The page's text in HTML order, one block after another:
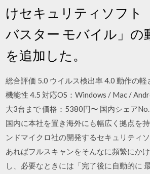
けセキュリティソフト
バスター モバイル」の
を追加した。
総合評価 5.0 ウイルス検出率 4.0 動作の軽
機能性 4.5 対応OS：Windows / Mac /
大3台まで 価格：5380円〜 国内シェア
国内に本社を置き海外にも幅広く拠点を
ンドマイクロ社の開発するセキュリティ
あればフルスキャンをそんなに頻繁にか
し、必要なときには「完了後に自動的に